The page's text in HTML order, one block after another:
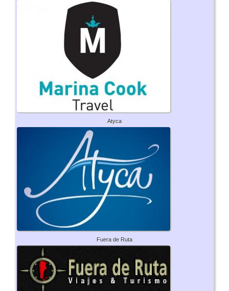
Atyca
Fuera de Ruta